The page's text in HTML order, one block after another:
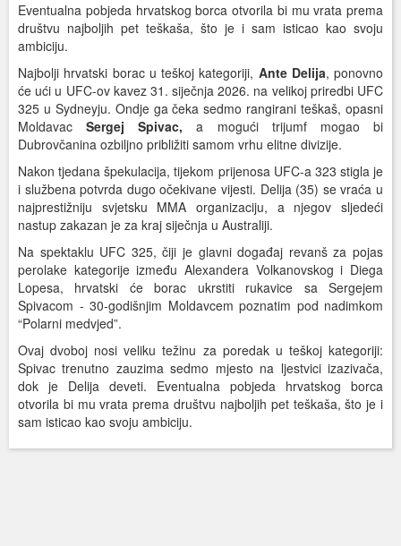
Eventualna pobjeda hrvatskog borca otvorila bi mu vrata prema
društvu najboljih pet teškaša, što je i sam isticao kao svoju
ambiciju.
Najbolji hrvatski borac u teškoj kategoriji, Ante Delija, ponovno
će ući u UFC-ov kavez 31. siječnja 2026. na velikoj priredbi UFC
325 u Sydneyju. Ondje ga čeka sedmo rangirani teškaš, opasni
MoldavacSergej Spivac, a mogući trijumf mogao bi
Dubrovčanina ozbiljno približiti samom vrhu elitne divizije.
Nakon tjedana špekulacija, tijekom prijenosa UFC-a 323 stigla je
i službena potvrda dugo očekivane vijesti. Delija (35) se vraća u
najprestižniju svjetsku MMA organizaciju, a njegov sljedeći
nastup zakazan je za kraj siječnja u Australiji.
Na spektaklu UFC 325, čiji je glavni događaj revanš za pojas
perolake kategorije između Alexandera Volkanovskog i Diega
Lopesa, hrvatski će borac ukrstiti rukavice sa Sergejem
Spivacom - 30-godišnjim Moldavcem poznatim pod nadimkom
“Polarni medvjed”.
Ovaj dvoboj nosi veliku težinu za poredak u teškoj kategoriji:
Spivac trenutno zauzima sedmo mjesto na ljestvici izazivača,
dok je Delija deveti. Eventualna pobjeda hrvatskog borca
otvorila bi mu vrata prema društvu najboljih pet teškaša, što je i
sam isticao kao svoju ambiciju.